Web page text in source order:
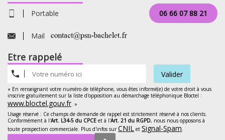
Portable 06 66 07 88 21
Mail
Etre rappelé
Valider
« En renseignant votre numéro de téléphone, vous êtes informé(e) de votre droit à vous
inscrire gratuitement sur la liste d'opposition au démarchage téléphonique Bloctel :
www.bloctel.gouv.fr. »
Usage réservé : Ce champs de demande de rappel est strictement réservé à nos clients.
Conformément à l'Art. L34-5 du CPCE et à l'Art. 21 du RGPD, nous nous opposons à
toute prospection commerciale. Plus d'infos surCNIL et Signal-Spam.